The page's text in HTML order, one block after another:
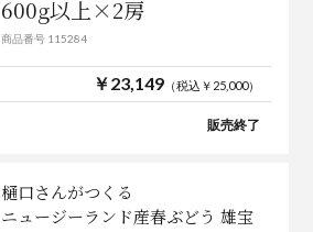
600g以上×2房
商品番号 115284
￥23,149（税込￥25,000）
販売終了
樋口さんがつくる
ニュージーランド産春ぶどう 雄宝